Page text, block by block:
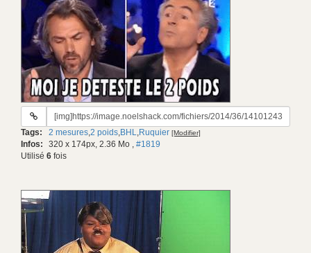
URL
gif:
Tags: 2 mesures,2 poids,BHL,Ruquier [Modifier]
Infos: 320 x 174px, 2.36 Mo , #1819
Utilisé 6 fois